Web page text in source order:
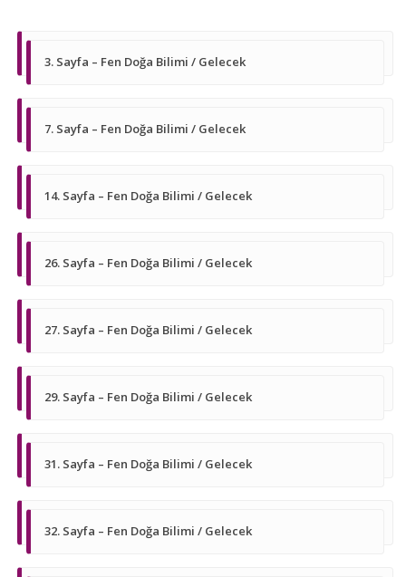
3. Sayfa – Fen Doğa Bilimi / Gelecek
7. Sayfa – Fen Doğa Bilimi / Gelecek
14. Sayfa – Fen Doğa Bilimi / Gelecek
26. Sayfa – Fen Doğa Bilimi / Gelecek
27. Sayfa – Fen Doğa Bilimi / Gelecek
29. Sayfa – Fen Doğa Bilimi / Gelecek
31. Sayfa – Fen Doğa Bilimi / Gelecek
32. Sayfa – Fen Doğa Bilimi / Gelecek